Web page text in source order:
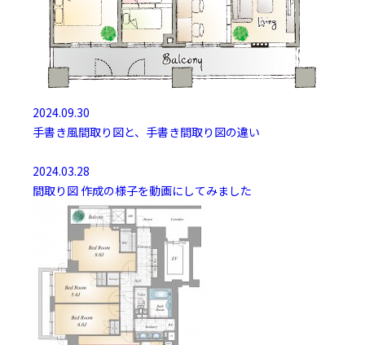
2024.09.30
手書き風間取り図と、手書き間取り図の違い
2024.03.28
間取り図 作成の様子を動画にしてみました